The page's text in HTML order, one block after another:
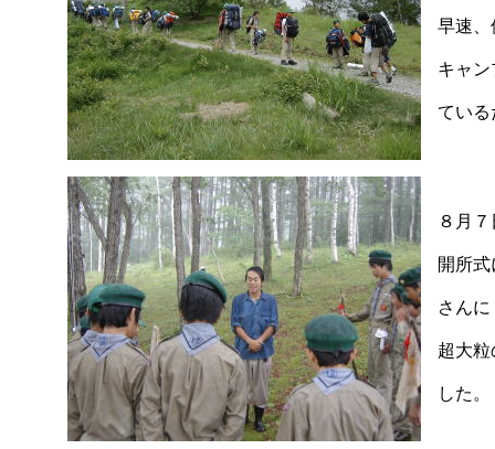
早速、
キャ
ている
８月
開所
さん
超大
した。